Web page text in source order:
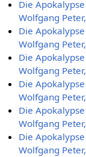
Die
Wolfgang
Die
Wolfgang
Die
Wolfgang
Die
Wolfgang
Die
Wolfgang
Die
Wolfgang